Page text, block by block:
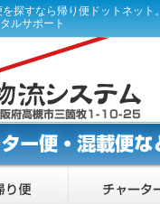
探すなら帰り便ドットネット。
ルサポート